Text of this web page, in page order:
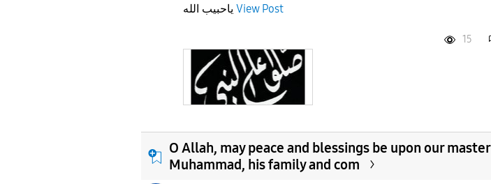
View Post
15
O Allah, may peace and blessings be upon our master
Muhammad, his family and com